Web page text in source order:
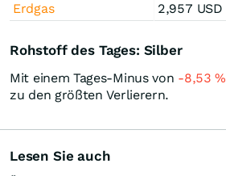
Erdgas
2,957 USD
Rohstoff des Tages: Silber
Mit einem Tages-Minus von -8,53%
zu den größten Verlierern.
Lesen Sie auch